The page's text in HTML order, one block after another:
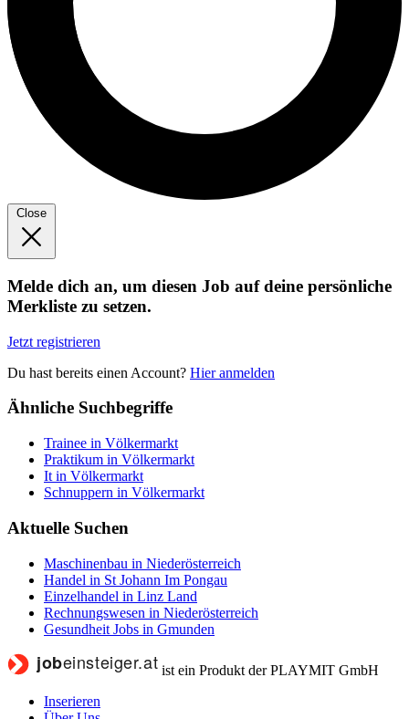
Close
Melde dich an, um diesen Job auf deine persönliche
Merkliste zu setzen.
Jetzt registrieren
Du hast bereits einen Account? Hier anmelden
Ähnliche Suchbegriffe
Trainee in Völkermarkt
Praktikum in Völkermarkt
It in Völkermarkt
Schnuppern in Völkermarkt
Aktuelle Suchen
Maschinenbau in Niederösterreich
Handel in St Johann Im Pongau
Einzelhandel in Linz Land
Rechnungswesen in Niederösterreich
Gesundheit Jobs in Gmunden
ist ein Produkt der PLAYMIT GmbH
Inserieren